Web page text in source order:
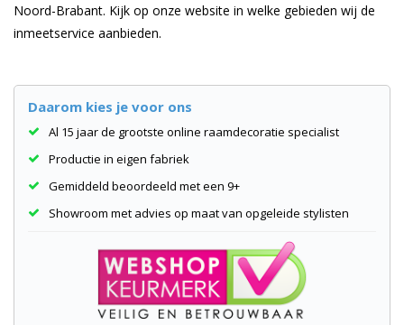
Noord-Brabant. Kijk op onze website in welke gebieden wij de
inmeetservice aanbieden.
Daarom kies je voor ons
Al 15 jaar de grootste online raamdecoratie specialist
Productie in eigen fabriek
Gemiddeld beoordeeld met een 9+
Showroom met advies op maat van opgeleide stylisten